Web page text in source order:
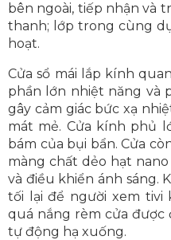
bên ngoài, tiếp nhận và
thanh; lớp trong cùng
hoạt.
Cửa sổ mái lắp kính
phần lớn nhiệt năng và
gây cảm giác bức xạ
mát mẻ. Cửa kính phủ
bám của bụi bẩn. Cửa
màng chất dẻo hạt
và điều khiển ánh sáng.
tối lại để người xem tivi
quá nắng rèm cửa được
tự động hạ xuống.